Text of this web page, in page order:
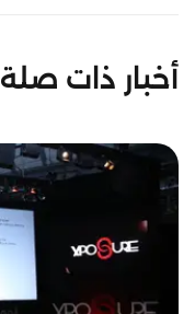
أخبار ذات صلة